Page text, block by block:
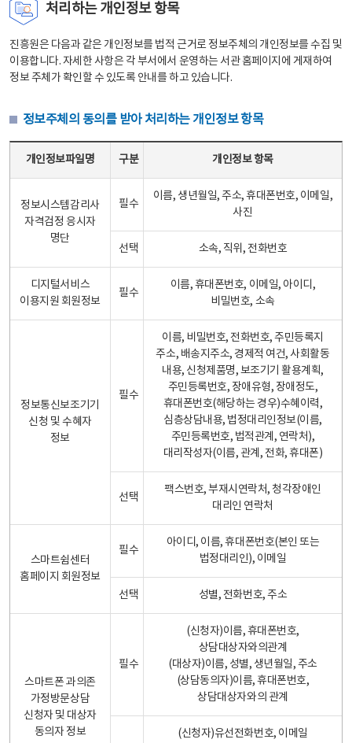
처리하는 개인정보 항목
진흥원은 다음과 같은 개인정보를 법적 근거로 정보주체의 개인정보를 수집 및
이용합니다. 자세한 사항은 각 부서에서 운영하는 서관 홈페이지에 게재하여
정보 주체가 확인할 수 있도록 안내를 하고 있습니다.
정보주체의 동의를 받아 처리하는 개인정보 항목
개인정보파일명 구분 개인정보 항목
정보시스템감리사
자격검정 응시자
명단
필수
이름, 생년월일, 주소, 휴대폰번호, 이메일,
사진
선택 소속, 직위, 전화번호
디지털서비스
이용지원 회원정보
필수
이름, 휴대폰번호, 이메일, 아이디,
비밀번호, 소속
정보통신보조기기
신청 및 수혜자
정보
필수
이름, 비밀번호, 전화번호, 주민등록지
주소, 배송지주소, 경제적 여건, 사회활동
내용, 신청제품명, 보조기기 활용계획,
주민등록번호, 장애유형, 장애정도,
휴대폰번호(해당하는 경우)수혜이력,
심층상담내용, 법정대리인정보(이름,
주민등록번호, 법적관계, 연락처),
대리작성자(이름, 관계, 전화, 휴대폰)
선택
팩스번호, 부재시연락처, 청각장애인
대리인 연락처
스마트쉼센터
홈페이지 회원정보
필수
아이디, 이름, 휴대폰번호(본인 또는
법정대리인), 이메일
선택 성별, 전화번호, 주소
스마트폰 과의존
가정방문상담
신청자 및 대상자
동의자 정보
필수
(신청자)이름, 휴대폰번호,
상담대상자와의관계
(대상자)이름, 성별, 생년월일, 주소
(상담동의자)이름, 휴대폰번호,
상담대상자와의 관계
(신청자)유선전화번호, 이메일